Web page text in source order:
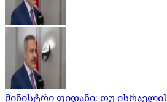
მინისტრი ფიდანი: თუ